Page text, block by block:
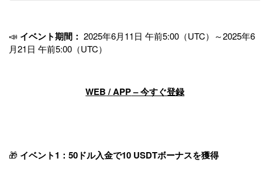
📣 イベント期間： 2025年6月11日 午前5:00（UTC）～2025年6
月21日 午前5:00（UTC）
WEB /APP– 今すぐ登録
🎁 イベント1：50ドル入金で10 USDTボーナスを獲得